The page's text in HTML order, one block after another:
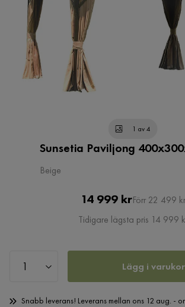
1 av 4
Sunsetia Paviljong
Beige
Pris
14 999 krOriginal
Pris
Förr 22 499 kr
Tidigare lägsta pris 14 999
Lägg i
Snabb leverans! Leverans mellan ons 12 aug. -